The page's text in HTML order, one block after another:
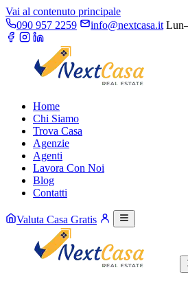
Vai al contenuto principale
090 957 2259
info@nextcasa.it
Home
Chi Siamo
Trova Casa
Agenzie
Agenti
Lavora Con Noi
Blog
Contatti
Valuta Casa Gratis